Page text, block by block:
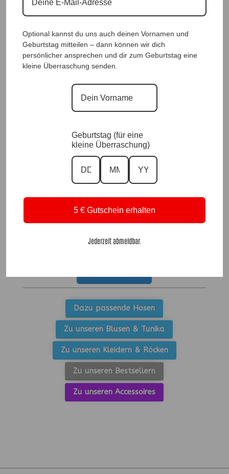
59,90€
48|, Anr.: 2863
59,90 €
Designhose Red Fun |Gr. 36 bis 48|,
Designhose Luxury Star Schwarz
|Gr. 36 bis 48|, Anr.: 2480
Dazu passende Hosen
Zu unseren Blusen & Tunika
Zu unseren Kleidern & Röcken
Zu unseren Bestsellern
Zu unseren Accessoires
Optional kannst du uns auch deinen Vornamen und
Geburtstag mitteilen – dann können wir dich
persönlicher ansprechen und dir zum Geburtstag eine
kleine Überraschung senden.
Geburtstag (für eine
kleine Überraschung)
5 € Gutschein erhalten
Jederzeit abmeldbar.